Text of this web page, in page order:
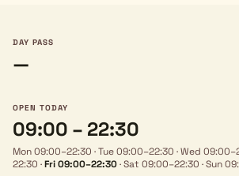
DAY PASS
—
OPEN TODAY
09:00 – 22:30
Mon 09:00–22:30 ·Tue 09:00–22:30 ·Wed
22:30 ·Fri 09:00–22:30·Sat 09:00–22:30 ·Sun